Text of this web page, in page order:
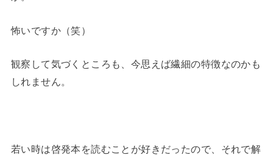
怖いですか（笑）
観察して気づくところも、今思えば繊細の特徴なのかも
しれません。
若い時は啓発本を読むことが好きだったので、それで解